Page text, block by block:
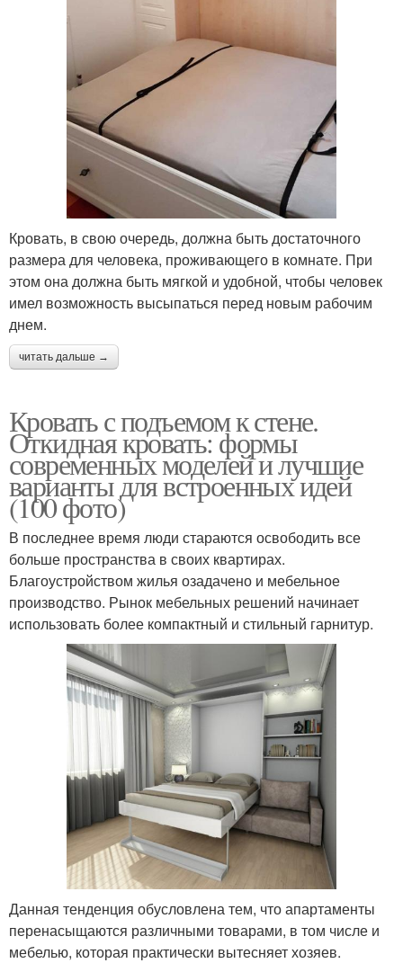
Кровать, в свою очередь, должна быть достаточного
размера для человека, проживающего в комнате. При
этом она должна быть мягкой и удобной, чтобы человек
имел возможность высыпаться перед новым рабочим
днем.
читать дальше →
Кровать с подъемом к стене.
Откидная кровать: формы
современных моделей и лучшие
варианты для встроенных идей
(100 фото)
В последнее время люди стараются освободить все
больше пространства в своих квартирах.
Благоустройством жилья озадачено и мебельное
производство. Рынок мебельных решений начинает
использовать более компактный и стильный гарнитур.
Данная тенденция обусловлена тем, что апартаменты
перенасыщаются различными товарами, в том числе и
мебелью, которая практически вытесняет хозяев.